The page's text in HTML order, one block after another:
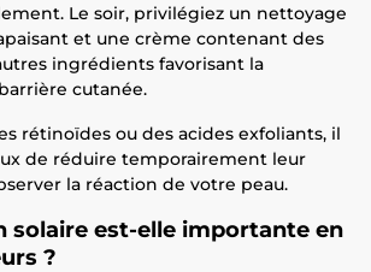
Le soir, privilégiez un nettoyage
et une crème contenant des
ingrédients favorisant la
cutanée.
rétinoïdes ou des acides exfoliants, il
de réduire temporairement leur
la réaction de votre peau.
solaire est-elle importante en
?